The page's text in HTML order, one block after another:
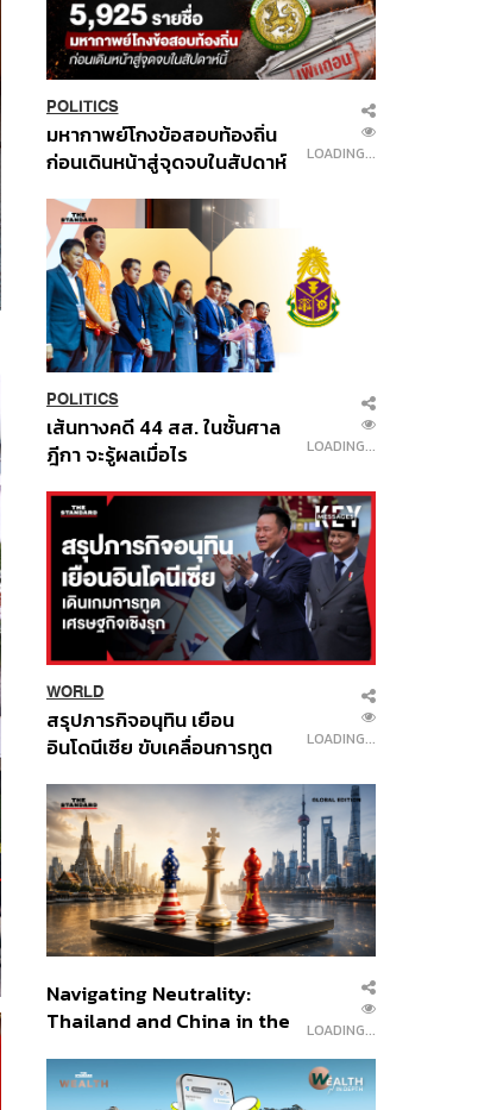
POLITICS
มหากาพย์โกงข้อสอบท้องถิ่น
ก่อนเดินหน้าสู่จุดจบในสัปดาห์
LOADING...
POLITICS
เส้นทางคดี 44 สส. ในชั้นศาล
ฎีกา จะรู้ผลเมื่อไร
LOADING...
WORLD
สรุปภารกิจอนุทิน เยือน
อินโดนีเซีย ขับเคลื่อนการทูต
ส่วนยุทธศาสตร์ไทย –
อินโดนีเซีย
LOADING...
Navigating Neutrality:
Thailand and China in the
Order
LOADING...